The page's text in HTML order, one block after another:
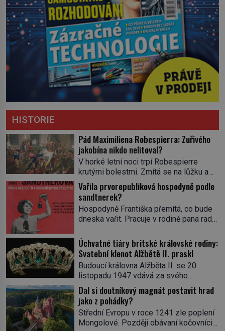
HISTORIE
Pád Maximiliena Robespierra: Zuřivého
jakobína nikdo nelitoval?
V horké letní noci trpí Robespierre
krutými bolestmi. Zmítá se na lůžku a
hlavou mu víří kolotoč myšlenek. Když
se probere z mdlob, vzpomene si na
jednu z pařížských jasnovidek, kterou
před lety navštívil. Prorokovala mu
tragický osud. Tehdy se jí vysmál.
prohlásil o něm jiný významný
francouzský revolucionář, Honoré de
Mirabeau […]
Vařila prvorepubliková hospodyně podle
sandtnerek?
Hospodyně Františka přemítá, co bude
dneska vařit. Pracuje v rodině pana rady
rychle v jedné ze „sandtnerek“.
„Zaplaťpánbůh, že už nemusíme chodit
s lístky,“ povzdechne si směrem ke
služce, kterou má v kuchyni k ruce.
Ještě v prvních letech nové republiky
fungoval kvůli nedostatku zboží
přídělový systém. […]
Úchvatné tiáry britské královské rodiny:
Svatební klenot Alžbětě II. praskl
Budoucí královna Alžběta II. se 20.
listopadu 1947 vdává za svého
vyvoleného Filipa Mountbattena. Aby
měla na obřad ve Westminsteru podle
tradice „něco vypůjčeného“, její matka jí
věnuje jedinečný šperk ze své
soukromé kolekce – diamantovou tiáru
Dal si doutníkový magnát postavit hrad
jako z pohádky?
Střední Evropu v roce 1241 zle poplení
Mongolové. Později obávaní kočovníci